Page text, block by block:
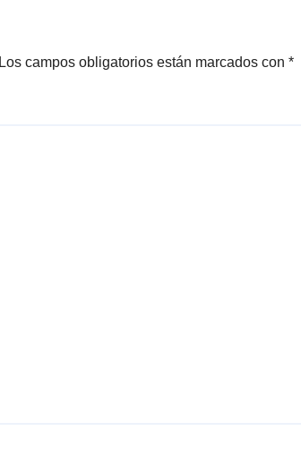
Los campos obligatorios están marcados con *